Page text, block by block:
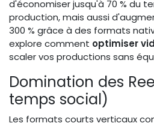
d'économiser jusqu'à 70 % du
production, mais aussi
300 % grâce à des formats
explore comment optimiser
scaler vos productions sans
Domination des
temps social)
Les formats courts verticaux